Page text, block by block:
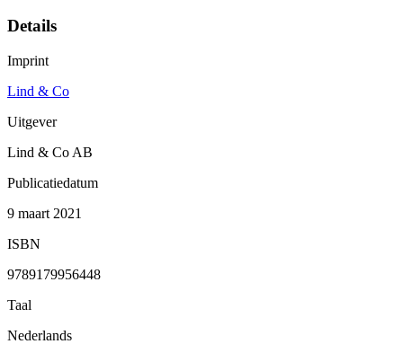
Details
Imprint
Lind & Co
Uitgever
Lind & Co AB
Publicatiedatum
9 maart 2021
ISBN
9789179956448
Taal
Nederlands